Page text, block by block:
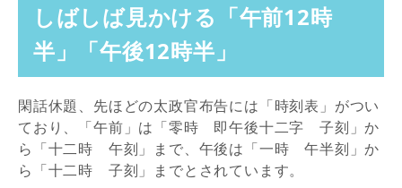
しばしば見かける「午前12時
半」「午後12時半」
閑話休題、先ほどの太政官布告には「時刻表」がつい
ており、「午前」は「零時 即午後十二字 子刻」か
ら「十二時 午刻」まで、午後は「一時 午半刻」か
ら「十二時 子刻」までとされています。